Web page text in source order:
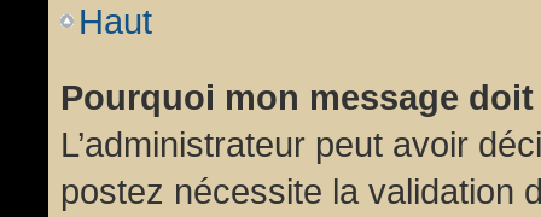
Haut
Pourquoi mon message
L’administrateur peut avoir
postez nécessite la validation